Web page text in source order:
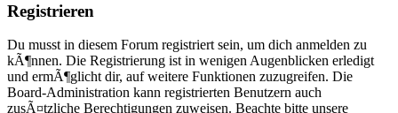
Registrieren
Du musst in diesem Forum registriert sein, um dich anmelden zu
kÃ¶nnen. Die Registrierung ist in wenigen Augenblicken erledigt
und ermÃ¶glicht dir, auf weitere Funktionen zuzugreifen. Die
Board-Administration kann registrierten Benutzern auch
zusÃ¤tzliche Berechtigungen zuweisen. Beachte bitte unsere